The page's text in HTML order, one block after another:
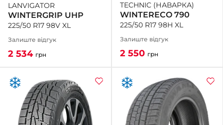
LANVIGATOR
WINTERGRIP UHP
225/50 R17 98V XL
Залиште відгук
2 534 грн
TECHNIC (НАВАРКА)
WINTERECO 790
225/50 R17 98H XL
Залиште відгук
2 550 грн